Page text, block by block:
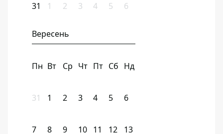
31 1 2 3 4 5 6
Вересень
Пн Вт Ср Чт Пт Сб Нд
31 1 2 3 4 5 6
7 8 9 10 11 12 13